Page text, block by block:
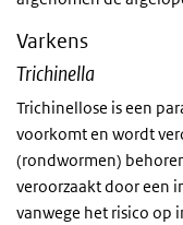
Varkens
Trichinella
Trichinellose is een
voorkomt en wordt
(rondwormen)
veroorzaakt door een
vanwege het risico op